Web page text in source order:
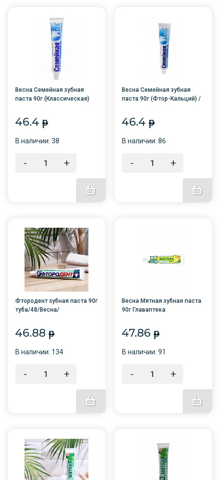
Весна Семейная зубная
паста 90г (Классическая)
46.4 p
В наличии: 38
- +
Весна Семейная зубная
паста 90г (Фтор-Кальций) /
46.4p
В наличии: 86
- +
Фтородент зубная паста 90г
туба/48/Весна/
46.88 p
В наличии: 134
- +
Весна Мятная зубная паста
90г Главаптека
/48/
47.86p
В наличии: 91
- +